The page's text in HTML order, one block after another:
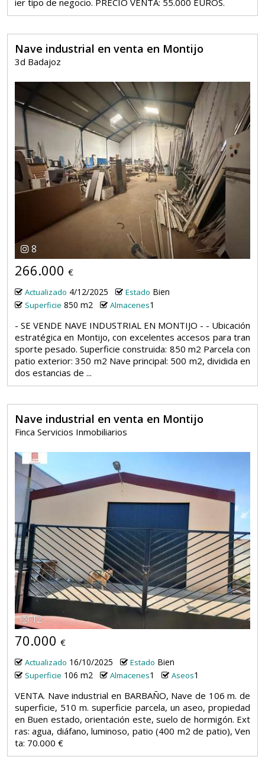
ier tipo de negocio. PRECIO VENTA: 55.000 EUROS.
Nave industrial en venta en Montijo
3d Badajoz
8
266.000 €
Actualizado 4/12/2025 Estado Bien
Superficie 850 m2 Almacenes1
- SE VENDE NAVE INDUSTRIAL EN MONTIJO - - Ubicación
estratégica en Montijo, con excelentes accesos para tran
sporte pesado. Superficie construida: 850 m2 Parcela con
patio exterior: 350 m2 Nave principal: 500 m2, dividida en
dos estancias de ...
Nave industrial en venta en Montijo
Finca Servicios Inmobiliarios
12
70.000 €
Actualizado 16/10/2025 Estado Bien
Superficie 106 m2 Almacenes1 Aseos1
VENTA. Nave industrial en BARBAÑO, Nave de 106 m. de
superficie, 510 m. superficie parcela, un aseo, propiedad
en Buen estado, orientación este, suelo de hormigón. Ext
ras: agua, diáfano, luminoso, patio (400 m2 de patio), Ven
ta: 70.000 €